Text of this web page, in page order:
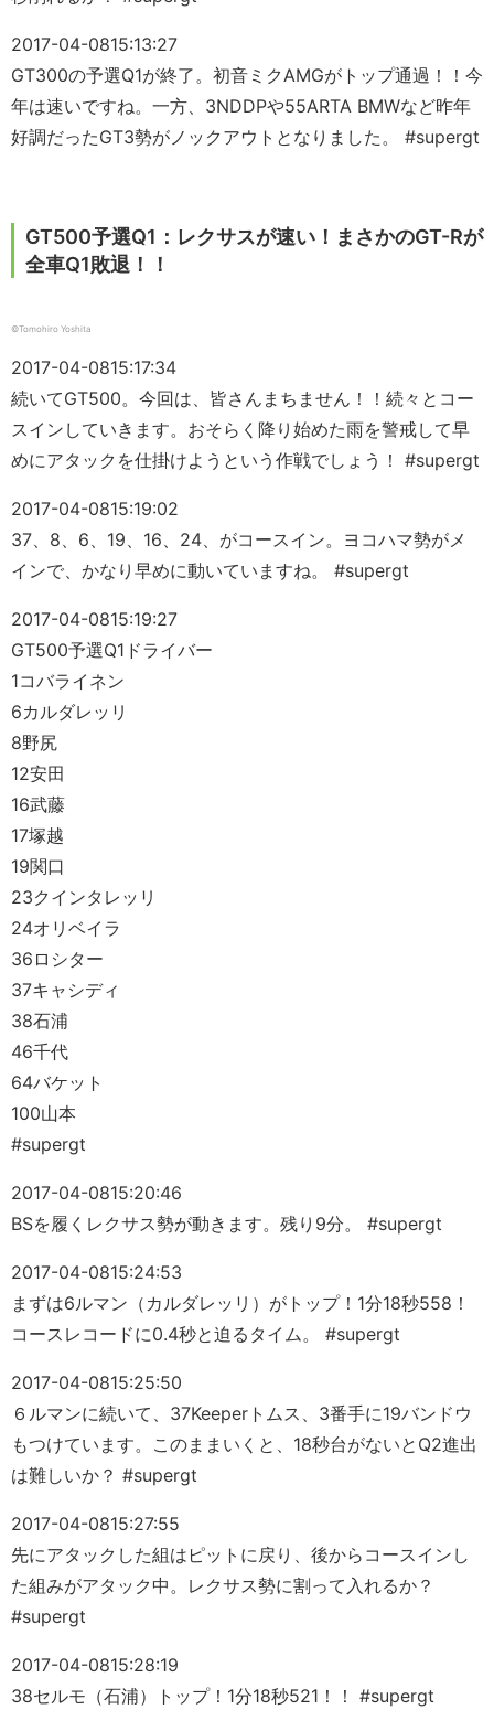
2017-04-0815:13:27
GT300の予選Q1が終了。初音ミクAMGがトップ通過！！今
年は速いですね。一方、3NDDPや55ARTA BMWなど昨年
好調だったGT3勢がノックアウトとなりました。 #supergt
GT500予選Q1：レクサスが速い！まさかのGT-Rが
全車Q1敗退！！
©︎Tomohiro Yoshita
2017-04-0815:17:34
続いてGT500。今回は、皆さんまちません！！続々とコー
スインしていきます。おそらく降り始めた雨を警戒して早
めにアタックを仕掛けようという作戦でしょう！ #supergt
2017-04-0815:19:02
37、8、6、19、16、24、がコースイン。ヨコハマ勢がメ
インで、かなり早めに動いていますね。 #supergt
2017-04-0815:19:27
GT500予選Q1ドライバー
1コバライネン
6カルダレッリ
8野尻
12安田
16武藤
17塚越
19関口
23クインタレッリ
24オリベイラ
36ロシター
37キャシディ
38石浦
46千代
64バケット
100山本
#supergt
2017-04-0815:20:46
BSを履くレクサス勢が動きます。残り9分。 #supergt
2017-04-0815:24:53
まずは6ルマン（カルダレッリ）がトップ！1分18秒558！
コースレコードに0.4秒と迫るタイム。 #supergt
2017-04-0815:25:50
６ルマンに続いて、37Keeperトムス、3番手に19バンドウ
もつけています。このままいくと、18秒台がないとQ2進出
は難しいか？ #supergt
2017-04-0815:27:55
先にアタックした組はピットに戻り、後からコースインし
た組みがアタック中。レクサス勢に割って入れるか？
#supergt
2017-04-0815:28:19
38セルモ（石浦）トップ！1分18秒521！！ #supergt